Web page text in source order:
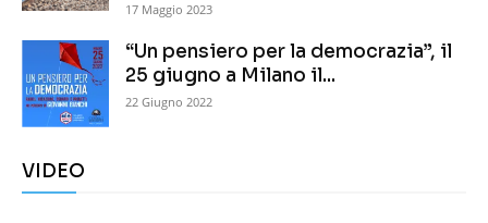
17 Maggio 2023
“Un pensiero per la democrazia”, il
25 giugno a Milano il...
22 Giugno 2022
VIDEO